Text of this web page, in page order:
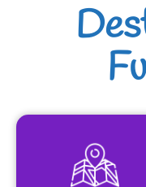
MAPA CULTURAL